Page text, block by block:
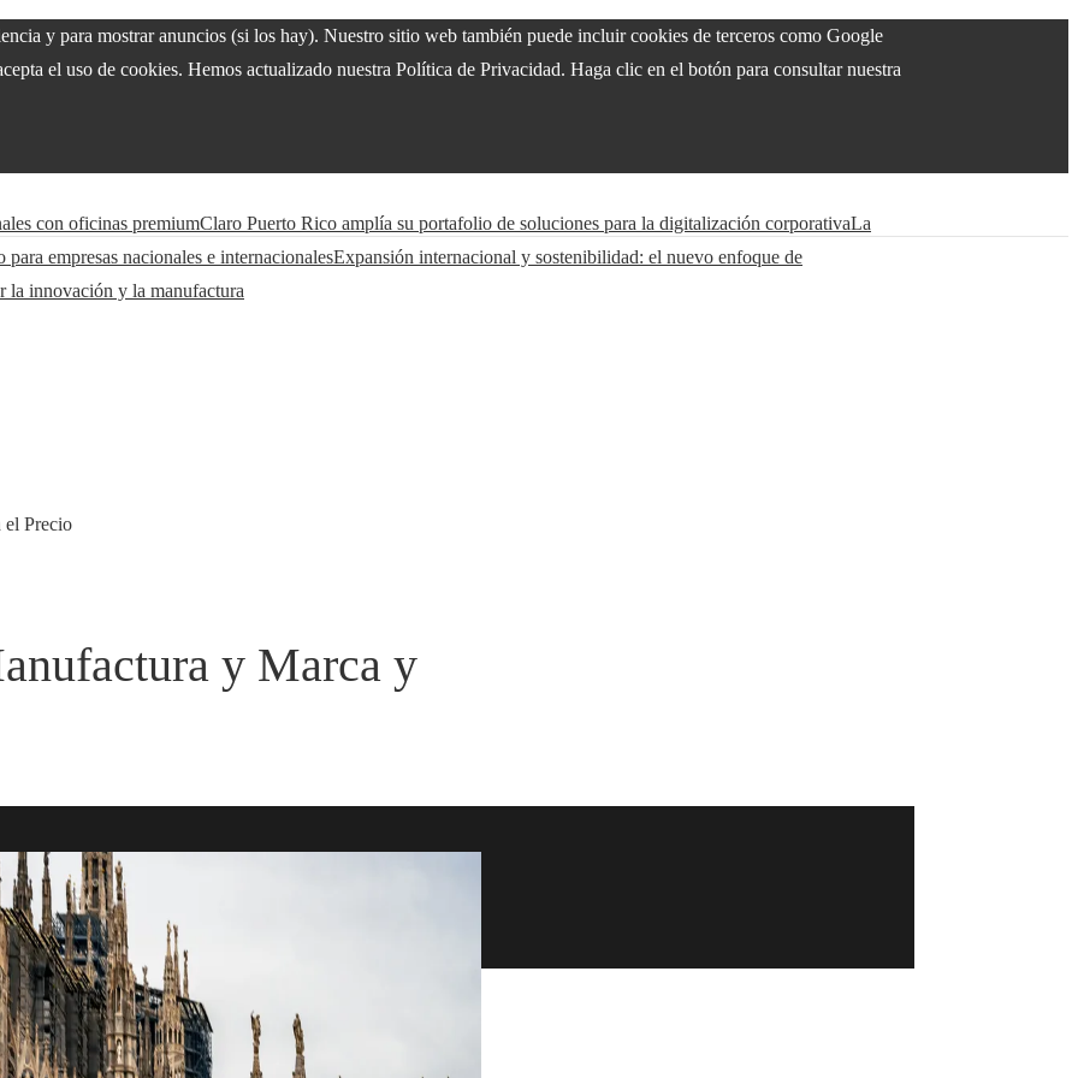
y para mostrar anuncios (si los hay). Nuestro sitio web también puede incluir cookies de terceros como Google
el uso de cookies. Hemos actualizado nuestra Política de Privacidad. Haga clic en el botón para consultar nuestra
con oficinas premiumClaro Puerto Rico amplía su portafolio de soluciones para la digitalización corporativaLa
empresas nacionales e internacionalesExpansión internacional y sostenibilidad: el nuevo enfoque de
la innovación y la manufactura
el Precio
y Marca y